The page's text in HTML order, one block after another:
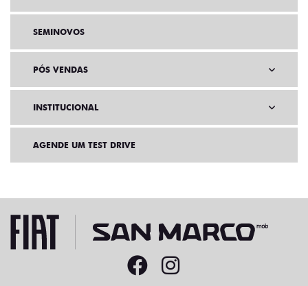
SEMINOVOS
PÓS VENDAS
INSTITUCIONAL
AGENDE UM TEST DRIVE